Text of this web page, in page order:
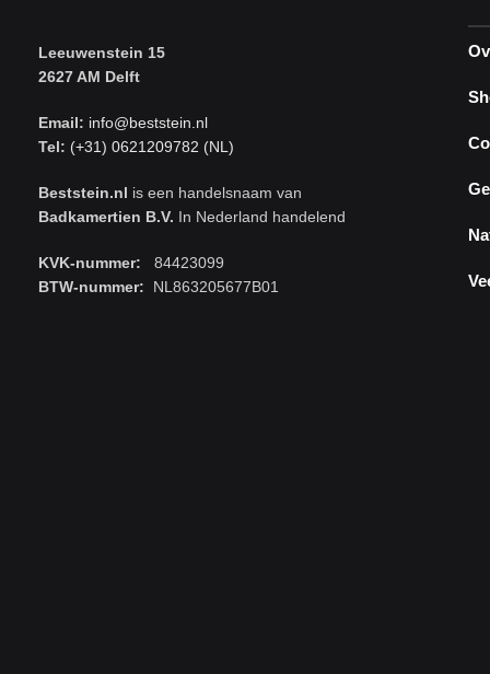
Leeuwenstein 15
2627 AM Delft
Email: info@beststein.nl
Tel: (+31) 0621209782 (NL)
Beststein.nl is een handelsnaam van
Badkamertien B.V. In Nederland handelend
KVK-nummer: 84423099
BTW-nummer: NL863205677B01